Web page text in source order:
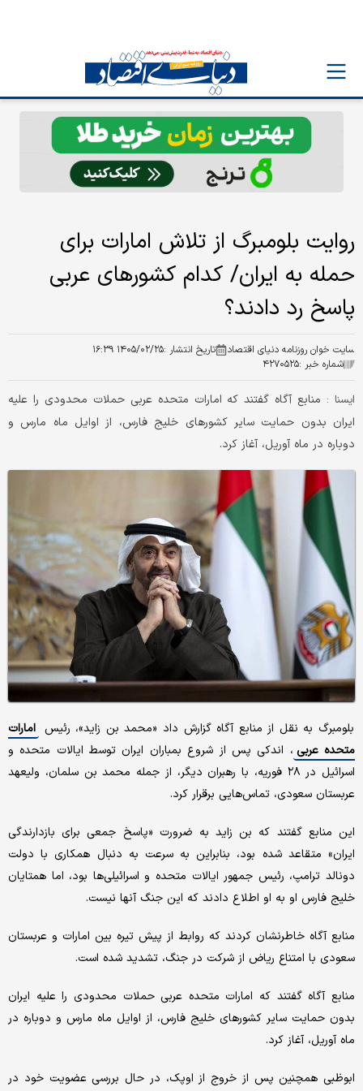
روایت بلومبرگ از تلاش امارات برای
حمله به ایران/ کدام کشورهای عربی
پاسخ رد دادند؟
سایت خوان روزنامه دنیای اقتصاد تاریخ انتشار :۱۴۰۵/۰۲/۲۵ ۱۶:۳۹
شماره خبر :۴۲۷۰۵۲۵
ایسنا : منابع آگاه گفتند که امارات متحده عربی حملات محدودی را علیه
ایران بدون حمایت سایر کشورهای خلیج فارس، از اوایل ماه مارس و
دوباره در ماه آوریل، آغاز کرد.
بلومبرگ به نقل از منابع آگاه گزارش داد «محمد بن زاید»، رئیس امارات
متحده عربی ، اندکی پس از شروع بمباران ایران توسط ایالات متحده و
اسرائیل در ۲۸ فوریه، با رهبران دیگر، از جمله محمد بن سلمان، ولیعهد
عربستان سعودی، تماس‌هایی برقرار کرد.
این منابع گفتند که بن زاید به ضرورت «پاسخ جمعی برای بازدارندگی
ایران» متقاعد شده بود، بنابراین به سرعت به دنبال همکاری با دولت
دونالد ترامپ، رئیس جمهور ایالات متحده و اسرائیلی‌ها بود، اما همتایان
خلیج فارس او به او اطلاع دادند که این جنگ آنها نیست.
منابع آگاه خاطرنشان کردند که روابط از پیش تیره بین امارات و عربستان
سعودی با امتناع ریاض از شرکت در جنگ، تشدید شده است.
منابع آگاه گفتند که امارات متحده عربی حملات محدودی را علیه ایران
بدون حمایت سایر کشورهای خلیج فارس، از اوایل ماه مارس و دوباره در
ماه آوریل، آغاز کرد.
ابوظبی همچنین پس از خروج از اوپک، در حال بررسی عضویت خود در